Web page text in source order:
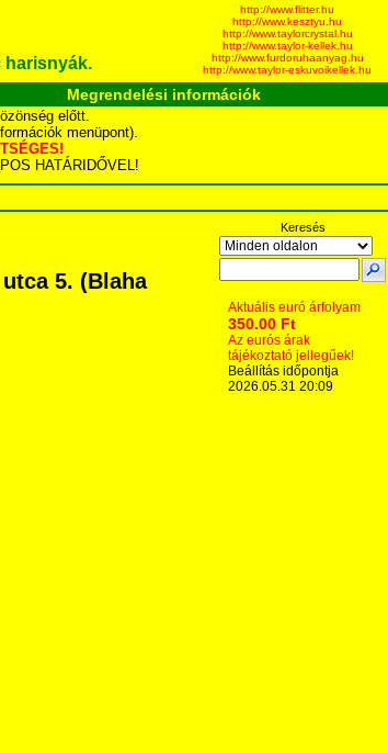
harisnyák.
http://www.flitter.hu
http://www.kesztyu.hu
http://www.taylorcrystal.hu
http://www.taylor-kellek.hu
http://www.furdoruhaanyag.hu
http://www.taylor-eskuvoikellek.hu
Megrendelési információk
előtt.
menüpont).
HATÁRIDŐVEL!
5. (Blaha
Keresés
Aktuális euró árfolyam
350.00 Ft
Az eurós árak
tájékoztató jellegűek!
Beállítás időpontja
2026.05.31 20:09